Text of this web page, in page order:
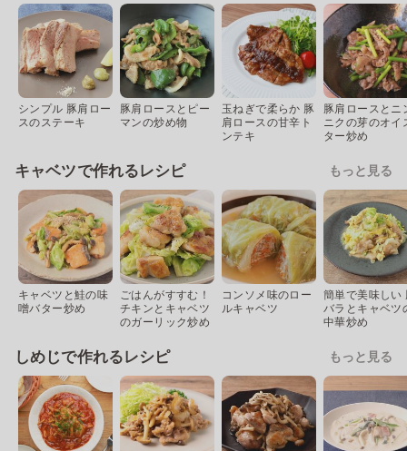
シンプル 豚肩ロー
スのステーキ
豚肩ロースとピー
マンの炒め物
玉ねぎで柔らか 豚
肩ロースの甘辛ト
ンテキ
豚肩ロースとニ
ニクの芽のオイ
ター炒め
キャベツで作れるレシピ もっと見る
キャベツと鮭の味
噌バター炒め
ごはんがすすむ！
チキンとキャベツ
のガーリック炒め
コンソメ味のロー
ルキャベツ
簡単で美味しい
バラとキャベツ
中華炒め
しめじで作れるレシピ もっと見る